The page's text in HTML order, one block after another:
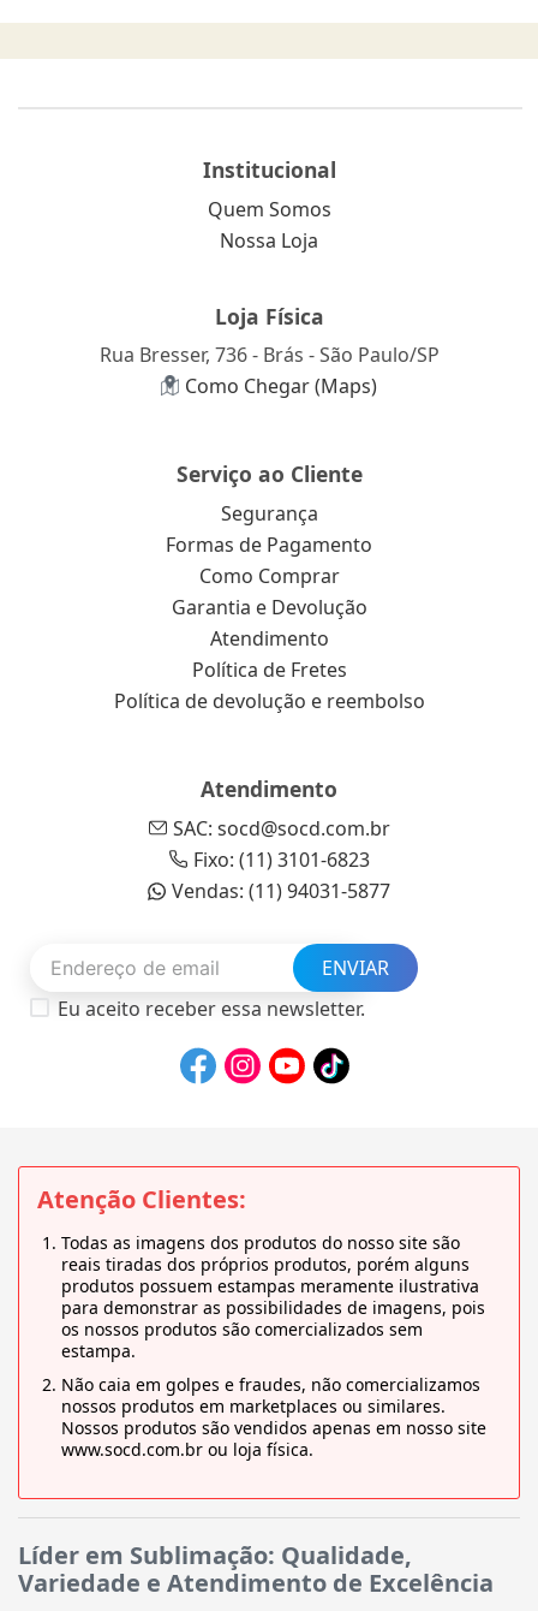
Institucional
Quem Somos
Nossa Loja
Loja Física
Rua Bresser, 736 - Brás - São Paulo/SP
Como Chegar (Maps)
Serviço ao Cliente
Segurança
Formas de Pagamento
Como Comprar
Garantia e Devolução
Atendimento
Política de Fretes
Política de devolução e reembolso
Atendimento
SAC: socd@socd.com.br
Fixo: (11) 3101-6823
Vendas: (11) 94031-5877
ENVIAR
Eu aceito receber essa newsletter.
Atenção Clientes:
Todas as imagens dos produtos do nosso site são
reais tiradas dos próprios produtos, porém alguns
produtos possuem estampas meramente ilustrativa
para demonstrar as possibilidades de imagens, pois
os nossos produtos são comercializados sem
estampa.
Não caia em golpes e fraudes, não comercializamos
nossos produtos em marketplaces ou similares.
Nossos produtos são vendidos apenas em nosso site
www.socd.com.br ou loja física.
Líder em Sublimação: Qualidade,
Variedade e Atendimento de Excelência